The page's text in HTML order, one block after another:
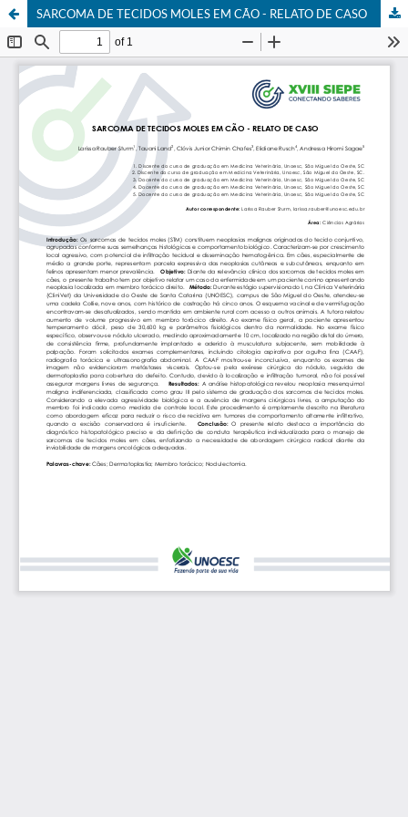
SARCOMA DE TECIDOS MOLES EM CÃO - RELATO DE CASO